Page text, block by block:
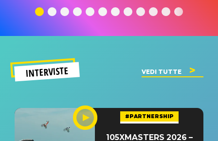
significato
del singolo
INTERVISTE VEDI TUTTE
#PARTNERSHIP
105XMASTERS 2026 –